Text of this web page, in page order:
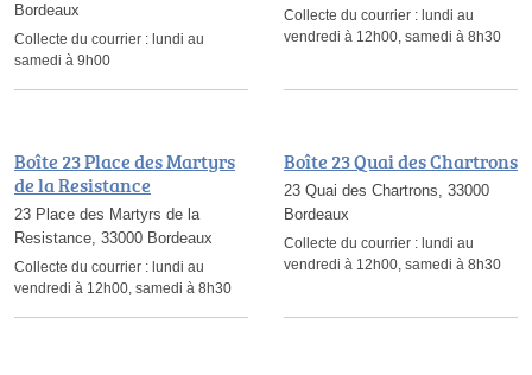
Bordeaux
Collecte du courrier : lundi au
samedi à 9h00
Collecte du courrier : lundi au
vendredi à 12h00, samedi à 8h30
Boîte 23 Place des Martyrs
de la Resistance
23 Place des Martyrs de la
Resistance, 33000 Bordeaux
Collecte du courrier : lundi au
vendredi à 12h00, samedi à 8h30
Boîte 23 Quai des Chartrons
23 Quai des Chartrons, 33000
Bordeaux
Collecte du courrier : lundi au
vendredi à 12h00, samedi à 8h30